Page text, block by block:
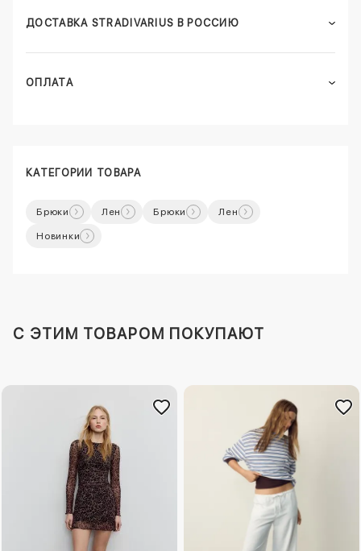
ДОСТАВКА STRADIVARIUS В РОССИЮ
ОПЛАТА
КАТЕГОРИИ ТОВАРА
Брюки Лен Брюки Лен
Новинки
C ЭТИМ ТОВАРОМ ПОКУПАЮТ